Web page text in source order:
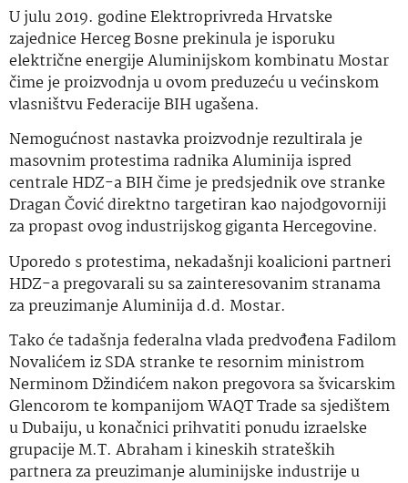
U julu 2019. godine Elektroprivreda Hrvatske
zajednice Herceg Bosne prekinula je isporuku
električne energije Aluminijskom kombinatu Mostar
čime je proizvodnja u ovom preduzeću u većinskom
vlasništvu Federacije BIH ugašena.
Nemogućnost nastavka proizvodnje rezultirala je
masovnim protestima radnika Aluminija ispred
centrale HDZ-a BIH čime je predsjednik ove stranke
Dragan Čović direktno targetiran kao najodgovorniji
za propast ovog industrijskog giganta Hercegovine.
Uporedo s protestima, nekadašnji koalicioni partneri
HDZ-a pregovarali su sa zainteresovanim stranama
za preuzimanje Aluminija d.d. Mostar.
Tako će tadašnja federalna vlada predvođena Fadilom
Novalićem iz SDA stranke te resornim ministrom
Nerminom Džindićem nakon pregovora sa švicarskim
Glencorom te kompanijom WAQT Trade sa sjedištem
u Dubaiju, u konačnici prihvatiti ponudu izraelske
grupacije M.T. Abraham i kineskih strateških
partnera za preuzimanje aluminijske industrije u